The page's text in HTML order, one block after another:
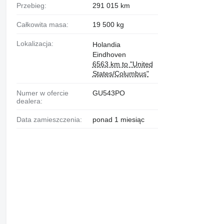
Przebieg: 291 015 km
Całkowita masa: 19 500 kg
Lokalizacja:
Holandia
Eindhoven
6563 km to "United
States/Columbus"
Numer w ofercie
dealera:
GU543PO
Data zamieszczenia: ponad 1 miesiąc